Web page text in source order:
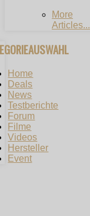
More
Articles...
Home
Deals
News
Testberichte
Forum
Filme
Videos
Hersteller
Event